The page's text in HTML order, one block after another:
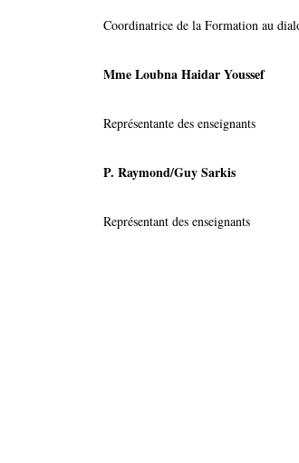
Coordinatrice de la Formation au
Mme Loubna Haidar Youssef
Représentante des enseignants
​P. Raymond/Guy Sarkis
Représentant des enseignants